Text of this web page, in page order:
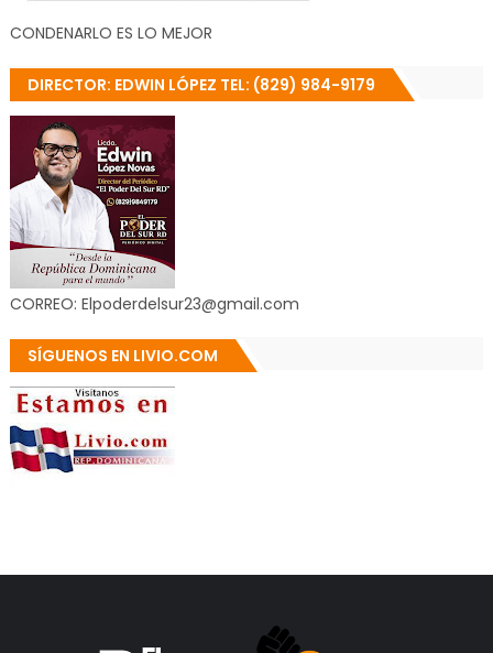
CONDENARLO ES LO MEJOR
DIRECTOR: EDWIN LÓPEZ TEL: (829) 984-9179
CORREO: Elpoderdelsur23@gmail.com
SÍGUENOS EN LIVIO.COM